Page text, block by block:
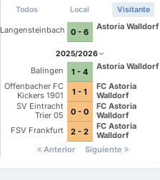
Todos Local Visitante
Langensteinbach 0 - 6
Astoria Walldorf
2025/2026
Balingen 1 - 4
Astoria Walldorf
Offenbacher FC
Kickers 1901
1 - 1
FC Astoria
Walldorf
SV Eintracht
Trier 05
0 - 0
FC Astoria
Walldorf
FSV Frankfurt
2 - 2
FC Astoria
Walldorf
Anterior
Siguiente